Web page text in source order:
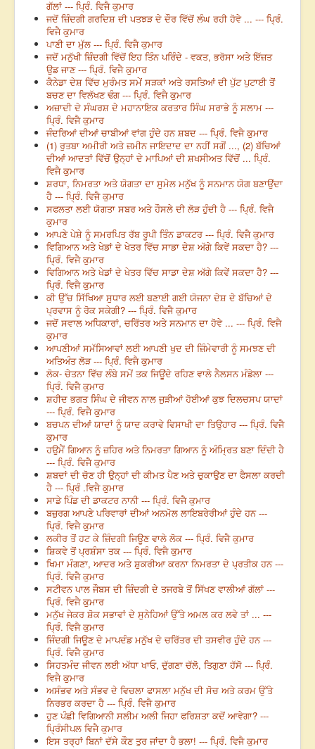
ਗੱਲਾਂ --- ਪ੍ਰਿੰ. ਵਿਜੈ ਕੁਮਾਰ
ਜਦੋਂ ਜ਼ਿੰਦਗੀ ਗਰਦਿਸ਼ ਦੀ ਪਤਝੜ ਦੇ ਦੌਰ ਵਿੱਚੋਂ ਲੰਘ ਰਹੀ ਹੋਵੇ ... --- ਪ੍ਰਿੰ.
ਵਿਜੈ ਕੁਮਾਰ
ਪਾਣੀ ਦਾ ਮੁੱਲ --- ਪ੍ਰਿੰ. ਵਿਜੈ ਕੁਮਾਰ
ਜਦੋਂ ਮਨੁੱਖੀ ਜ਼ਿੰਦਗੀ ਵਿੱਚੋਂ ਇਹ ਤਿੰਨ ਪਰਿੰਦੇ - ਵਕਤ, ਭਰੋਸਾ ਅਤੇ ਇੱਜ਼ਤ
ਉਡ ਜਾਣ --- ਪ੍ਰਿੰ. ਵਿਜੈ ਕੁਮਾਰ
ਕੈਨੇਡਾ ਦੇਸ਼ ਵਿੱਚ ਮੁਰੰਮਤ ਸਮੇਂ ਸੜਕਾਂ ਅਤੇ ਰਸਤਿਆਂ ਦੀ ਪੁੱਟ ਪੁਟਾਈ ਤੋਂ
ਬਚਣ ਦਾ ਵਿਲੱਖਣ ਢੰਗ --- ਪ੍ਰਿੰ. ਵਿਜੈ ਕੁਮਾਰ
ਅਜ਼ਾਦੀ ਦੇ ਸੰਘਰਸ਼ ਦੇ ਮਹਾਨਾਇਕ ਕਰਤਾਰ ਸਿੰਘ ਸਰਾਭੇ ਨੂੰ ਸਲਾਮ ---
ਪ੍ਰਿੰ. ਵਿਜੈ ਕੁਮਾਰ
ਜੰਦਰਿਆਂ ਦੀਆਂ ਚਾਬੀਆਂ ਵਾਂਗ ਹੁੰਦੇ ਹਨ ਸ਼ਬਦ --- ਪ੍ਰਿੰ. ਵਿਜੈ ਕੁਮਾਰ
(1) ਰੁਤਬਾ ਅਮੀਰੀ ਅਤੇ ਜ਼ਮੀਨ ਜਾਇਦਾਦ ਦਾ ਨਹੀਂ ਸਗੋਂ ..., (2) ਬੱਚਿਆਂ
ਦੀਆਂ ਆਦਤਾਂ ਵਿੱਚੋਂ ਉਨ੍ਹਾਂ ਦੇ ਮਾਪਿਆਂ ਦੀ ਸ਼ਖਸੀਅਤ ਵਿੱਚੋਂ ... ਪ੍ਰਿੰ.
ਵਿਜੈ ਕੁਮਾਰ
ਸ਼ਰਧਾ, ਨਿਮਰਤਾ ਅਤੇ ਯੋਗਤਾ ਦਾ ਸੁਮੇਲ ਮਨੁੱਖ ਨੂੰ ਸਨਮਾਨ ਯੋਗ ਬਣਾਉਂਦਾ
ਹੈ --- ਪ੍ਰਿੰ. ਵਿਜੈ ਕੁਮਾਰ
ਸਫਲਤਾ ਲਈ ਯੋਗਤਾ ਸਬਰ ਅਤੇ ਹੌਸਲੇ ਦੀ ਲੋੜ ਹੁੰਦੀ ਹੈ --- ਪ੍ਰਿੰ. ਵਿਜੈ
ਕੁਮਾਰ
ਆਪਣੇ ਪੇਸ਼ੇ ਨੂੰ ਸਮਰਪਿਤ ਰੱਬ ਰੂਪੀ ਤਿੰਨ ਡਾਕਟਰ --- ਪ੍ਰਿੰ. ਵਿਜੈ ਕੁਮਾਰ
ਵਿਗਿਆਨ ਅਤੇ ਖੇਡਾਂ ਦੇ ਖੇਤਰ ਵਿੱਚ ਸਾਡਾ ਦੇਸ਼ ਅੱਗੇ ਕਿਵੇਂ ਸਕਦਾ ਹੈ? ---
ਪ੍ਰਿੰ. ਵਿਜੈ ਕੁਮਾਰ
ਵਿਗਿਆਨ ਅਤੇ ਖੇਡਾਂ ਦੇ ਖੇਤਰ ਵਿੱਚ ਸਾਡਾ ਦੇਸ਼ ਅੱਗੇ ਕਿਵੇਂ ਸਕਦਾ ਹੈ? ---
ਪ੍ਰਿੰ. ਵਿਜੈ ਕੁਮਾਰ
ਕੀ ਉੱਚ ਸਿੱਖਿਆ ਸੁਧਾਰ ਲਈ ਬਣਾਈ ਗਈ ਯੋਜਨਾ ਦੇਸ਼ ਦੇ ਬੱਚਿਆਂ ਦੇ
ਪ੍ਰਵਾਸ ਨੂੰ ਰੋਕ ਸਕੇਗੀ? --- ਪ੍ਰਿੰ. ਵਿਜੈ ਕੁਮਾਰ
ਜਦੋਂ ਸਵਾਲ ਅਧਿਕਾਰਾਂ, ਚਰਿੱਤਰ ਅਤੇ ਸਨਮਾਨ ਦਾ ਹੋਵੇ ... --- ਪ੍ਰਿੰ. ਵਿਜੈ
ਕੁਮਾਰ
ਆਪਣੀਆਂ ਸਮੱਸਿਆਵਾਂ ਲਈ ਆਪਣੀ ਖੁਦ ਦੀ ਜ਼ਿੰਮੇਵਾਰੀ ਨੂੰ ਸਮਝਣ ਦੀ
ਅਤਿਅੰਤ ਲੋੜ --- ਪ੍ਰਿੰ. ਵਿਜੈ ਕੁਮਾਰ
ਲੋਕ- ਚੇਤਨਾ ਵਿੱਚ ਲੰਬੇ ਸਮੇਂ ਤਕ ਜਿਊਂਦੇ ਰਹਿਣ ਵਾਲੇ ਨੈਲਸਨ ਮੰਡੇਲਾ ---
ਪ੍ਰਿੰ. ਵਿਜੈ ਕੁਮਾਰ
ਸ਼ਹੀਦ ਭਗਤ ਸਿੰਘ ਦੇ ਜੀਵਨ ਨਾਲ ਜੁੜੀਆਂ ਹੋਈਆਂ ਕੁਝ ਦਿਲਚਸਪ ਯਾਦਾਂ
--- ਪ੍ਰਿੰ. ਵਿਜੈ ਕੁਮਾਰ
ਬਚਪਨ ਦੀਆਂ ਯਾਦਾਂ ਨੂੰ ਯਾਦ ਕਰਾਵੇ ਵਿਸਾਖੀ ਦਾ ਤਿਉਹਾਰ --- ਪ੍ਰਿੰ. ਵਿਜੈ
ਕੁਮਾਰ
ਹਉਮੈਂ ਗਿਆਨ ਨੂੰ ਜ਼ਹਿਰ ਅਤੇ ਨਿਮਰਤਾ ਗਿਆਨ ਨੂੰ ਅੰਮ੍ਰਿਤ ਬਣਾ ਦਿੰਦੀ ਹੈ
--- ਪ੍ਰਿੰ. ਵਿਜੈ ਕੁਮਾਰ
ਸ਼ਬਦਾਂ ਦੀ ਚੋਣ ਹੀ ਉਨ੍ਹਾਂ ਦੀ ਕੀਮਤ ਪੈਣ ਅਤੇ ਚੁਕਾਉਣ ਦਾ ਫੈਸਲਾ ਕਰਦੀ
ਹੈ --- ਪ੍ਰਿੰ .ਵਿਜੈ ਕੁਮਾਰ
ਸਾਡੇ ਪਿੰਡ ਦੀ ਡਾਕਟਰ ਨਾਨੀ --- ਪ੍ਰਿੰ. ਵਿਜੈ ਕੁਮਾਰ
ਬਜ਼ੁਰਗ ਆਪਣੇ ਪਰਿਵਾਰਾਂ ਦੀਆਂ ਅਨਮੋਲ ਲਾਇਬਰੇਰੀਆਂ ਹੁੰਦੇ ਹਨ ---
ਪ੍ਰਿੰ. ਵਿਜੈ ਕੁਮਾਰ
ਲਕੀਰ ਤੋਂ ਹਟ ਕੇ ਜ਼ਿੰਦਗੀ ਜਿਊਣ ਵਾਲੇ ਲੋਕ --- ਪ੍ਰਿੰ. ਵਿਜੈ ਕੁਮਾਰ
ਸ਼ਿਕਵੇ ਤੋਂ ਪ੍ਰਸ਼ੰਸਾ ਤਕ --- ਪ੍ਰਿੰ. ਵਿਜੈ ਕੁਮਾਰ
ਖਿਮਾ ਮੰਗਣਾ, ਆਦਰ ਅਤੇ ਸ਼ੁਕਰੀਆ ਕਰਨਾ ਨਿਮਰਤਾ ਦੇ ਪ੍ਰਤੀਕ ਹਨ ---
ਪ੍ਰਿੰ. ਵਿਜੈ ਕੁਮਾਰ
ਸਟੀਵਨ ਪਾਲ ਜੌਬਸ ਦੀ ਜ਼ਿੰਦਗੀ ਦੇ ਤਜਰਬੇ ਤੋਂ ਸਿੱਖਣ ਵਾਲੀਆਂ ਗੱਲਾਂ ---
ਪ੍ਰਿੰ. ਵਿਜੈ ਕੁਮਾਰ
ਮਨੁੱਖ ਜੇਕਰ ਸ਼ੋਕ ਸਭਾਵਾਂ ਦੇ ਸੁਨੇਹਿਆਂ ਉੱਤੇ ਅਮਲ ਕਰ ਲਵੇ ਤਾਂ ... ---
ਪ੍ਰਿੰ. ਵਿਜੈ ਕੁਮਾਰ
ਜਿੰਦਗੀ ਜਿਊਣ ਦੇ ਮਾਪਦੰਡ ਮਨੁੱਖ ਦੇ ਚਰਿੱਤਰ ਦੀ ਤਸਵੀਰ ਹੁੰਦੇ ਹਨ ---
ਪ੍ਰਿੰ. ਵਿਜੈ ਕੁਮਾਰ
ਸਿਹਤਮੰਦ ਜੀਵਨ ਲਈ ਅੱਧਾ ਖਾਓ, ਦੁੱਗਣਾ ਚੱਲੋ, ਤਿਗੁਣਾ ਹੱਸੋ --- ਪ੍ਰਿੰ.
ਵਿਜੈ ਕੁਮਾਰ
ਅਸੰਭਵ ਅਤੇ ਸੰਭਵ ਦੇ ਵਿਚਲਾ ਫਾਸਲਾ ਮਨੁੱਖ ਦੀ ਸੋਚ ਅਤੇ ਕਰਮ ਉੱਤੇ
ਨਿਰਭਰ ਕਰਦਾ ਹੈ --- ਪ੍ਰਿੰ. ਵਿਜੈ ਕੁਮਾਰ
ਹੁਣ ਪੰਛੀ ਵਿਗਿਆਨੀ ਸਲੀਮ ਅਲੀ ਜਿਹਾ ਫਰਿਸ਼ਤਾ ਕਦੋਂ ਆਵੇਗਾ? ---
ਪ੍ਰਿੰਸੀਪਲ ਵਿਜੈ ਕੁਮਾਰ
ਇਸ ਤਰ੍ਹਾਂ ਬਿਨਾਂ ਦੱਸੇ ਕੌਣ ਤੁਰ ਜਾਂਦਾ ਹੈ ਭਲਾ! --- ਪ੍ਰਿੰ. ਵਿਜੈ ਕੁਮਾਰ